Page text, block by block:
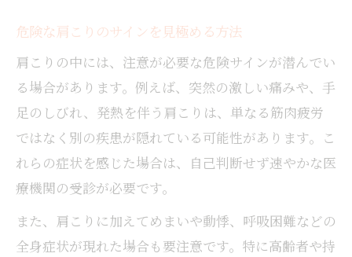
危険な肩こりのサインを見極める方法
肩こりの中には、注意が必要な危険サインが潜んでい
る場合があります。例えば、突然の激しい痛みや、手
足のしびれ、発熱を伴う肩こりは、単なる筋肉疲労
ではなく別の疾患が隠れている可能性があります。こ
れらの症状を感じた場合は、自己判断せず速やかな医
療機関の受診が必要です。
また、肩こりに加えてめまいや動悸、呼吸困難などの
全身症状が現れた場合も要注意です。特に高齢者や持